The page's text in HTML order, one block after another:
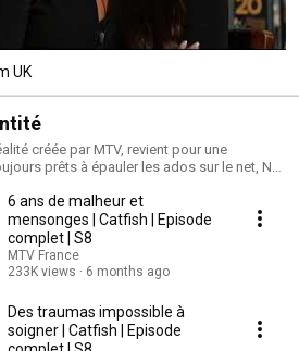
UK
créée par MTV, revient pour une
Ramon, Lauren et les autres, englués
virtuelles qu'ils vivent sur les réseaux
qui se cache vraiment derrière l'écran : le
celui qu'il prétend être ? Pourquoi
amoureux Dorion sur la toile, refuse t-elle
les deux comparses partiront à la chasse
la rencontre finale...
6 ans de malheur et
mensonges | Catfish | Episode
complet | S8
MTV France
233K views
6 months ago
Des traumas impossible à
soigner | Catfish | Episode